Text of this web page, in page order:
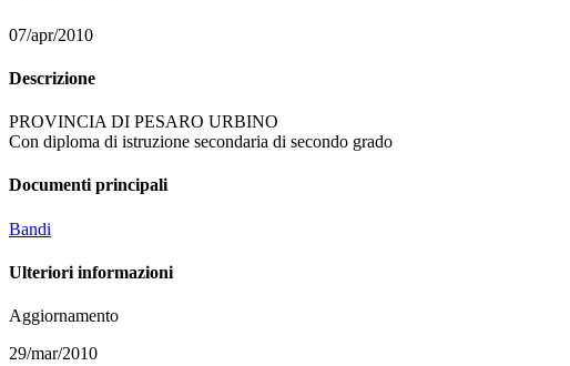
07/apr/2010
Descrizione
PROVINCIA DI PESARO URBINO
Con diploma di istruzione secondaria di secondo grado
Documenti principali
Bandi
Ulteriori informazioni
Aggiornamento
29/mar/2010